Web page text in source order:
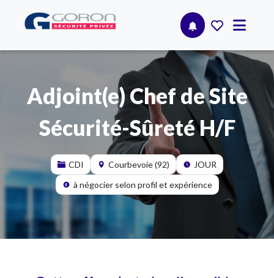
Adjoint(e) Chef de Site
Sécurité-Sûreté H/F
CDI Courbevoie (92)
JOUR
à négocier selon profil et expérience